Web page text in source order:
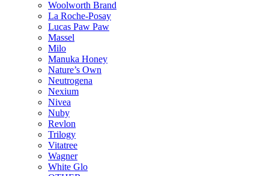
Woolworth Brand
La Roche-Posay
Lucas Paw Paw
Massel
Milo
Manuka Honey
Nature’s Own
Neutrogena
Nexium
Nivea
Nuby
Revlon
Trilogy
Vitatree
Wagner
White Glo